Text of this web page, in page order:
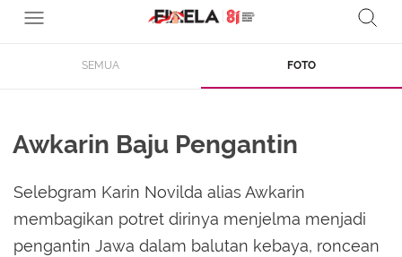
SEMUA FOTO
Awkarin Baju Pengantin
Selebgram Karin Novilda alias Awkarin
membagikan potret dirinya menjelma menjadi
pengantin Jawa dalam balutan kebaya, roncean